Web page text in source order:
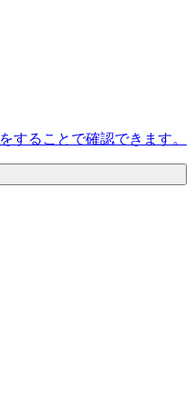
をすることで確認できます。